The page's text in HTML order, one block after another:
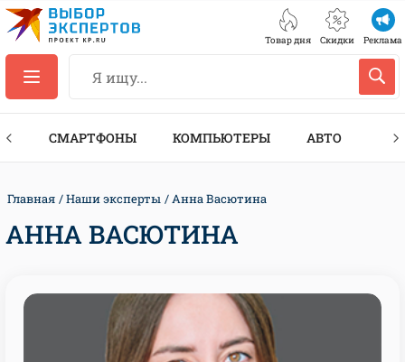
Товар дня Скидки Реклама
СМАРТФОНЫ КОМПЬЮТЕРЫ АВТО
Главная Наши эксперты Анна Васютина
АННА ВАСЮТИНА